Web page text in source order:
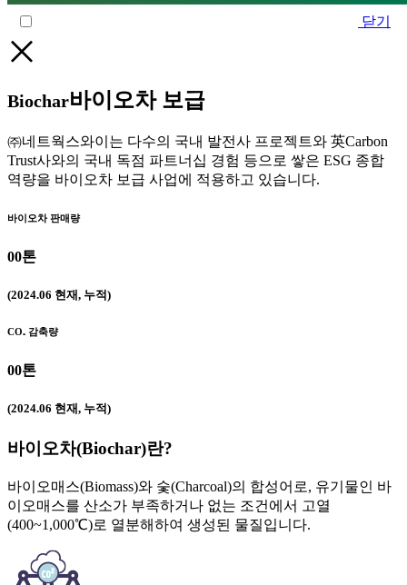
닫기
Biochar바이오차 보급
㈜네트웍스와이는 다수의 국내 발전사 프로젝트와 英Carbon
Trust사와의 국내 독점 파트너십 경험 등으로 쌓은 ESG 종합
역량을 바이오차 보급 사업에 적용하고 있습니다.
바이오차 판매량
00톤
(2024.06 현재, 누적)
CO₂ 감축량
00톤
(2024.06 현재, 누적)
바이오차(Biochar)란?
바이오매스(Biomass)와 숯(Charcoal)의 합성어로, 유기물인 바
이오매스를 산소가 부족하거나 없는 조건에서 고열
(400~1,000℃)로 열분해하여 생성된 물질입니다.